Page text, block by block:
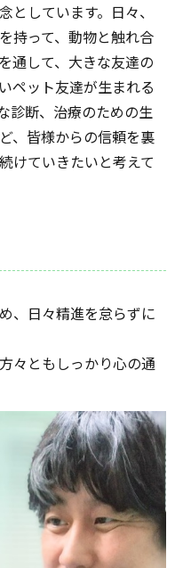
しています。日々、
持って、動物と触れ合
通して、大きな友達の
ペット友達が生まれる
診断、治療のための生
、皆様からの信頼を裏
けていきたいと考えて
、日々精進を怠らずに
々ともしっかり心の通